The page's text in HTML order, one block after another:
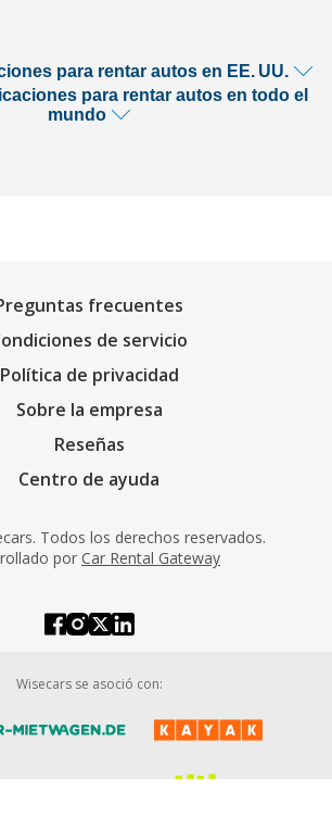
para rentar autos en EE. UU.
para rentar autos en todo el
mundo
frecuentes
de servicio
Política de privacidad
Sobre la empresa
Reseñas
Centro de ayuda
Todos los derechos reservados.
por Car Rental Gateway
Wisecars se asoció con: